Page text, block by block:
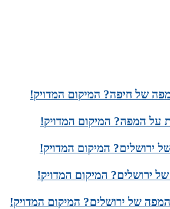
של חיפה? המיקום המדויק!
על המפה? המיקום המדויק!
ירושלים? המיקום המדויק!
ירושלים? המיקום המדויק!
של ירושלים? המיקום המדויק!